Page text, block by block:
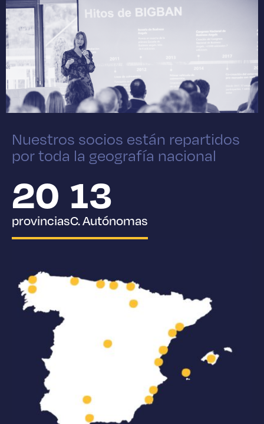
Nuestros socios están repartidos
por toda la geografía nacional
provincias
20 C. Autónomas
13